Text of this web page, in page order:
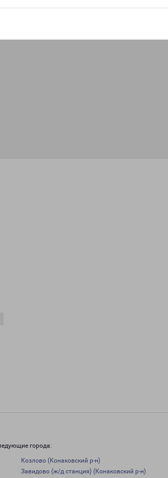
города:
Козлово (Конаковский р-н)
Завидово (ж/д станция) (Конаковский р-н)